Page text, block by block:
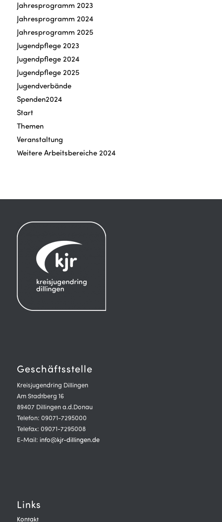
Jahresprogramm 2023
Jahresprogramm 2024
Jahresprogramm 2025
Jugendpflege 2023
Jugendpflege 2024
Jugendpflege 2025
Jugendverbände
Spenden2024
Start
Themen
Veranstaltung
Weitere Arbeitsbereiche 2024
Geschäftsstelle
Kreisjugendring Dillingen
Am Stadtberg 16
89407 Dillingen a.d.Donau
Telefon: 09071-7295000
Telefax: 09071-7295008
E-Mail: info@kjr-dillingen.de
Links
Kontakt